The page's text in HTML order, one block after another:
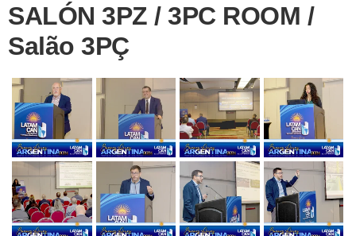
SALÓN 3PZ / 3PC ROOM /
Salão 3PÇ